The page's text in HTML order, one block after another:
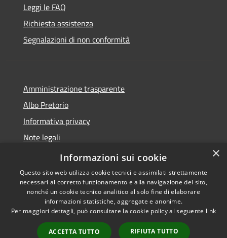
Leggi le FAQ
Richiesta assistenza
Segnalazioni di non conformità
Amministrazione trasparente
Albo Pretorio
Informativa privacy
Note legali
Dichiarazione di accessibilità
Accessibilità
Copyright © 2026 • Città di
Vimercate • Powered by
Municipium•
Accesso
×
Informazioni sui cookie
Questo sito web utilizza cookie tecnici e assimilati strettamente
necessari al corretto funzionamento e alla navigazione del sito,
nonché un cookie tecnico analitico al solo fine di elaborare
informazioni statistiche, aggregate e anonime.
Per maggiori dettagli, può consultare la cookie policy al seguente link
ACCETTA TUTTO RIFIUTA TUTTO